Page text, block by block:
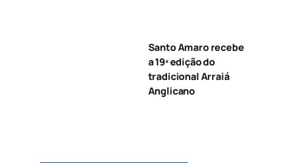
Santo Amaro recebe
a 19ª edição do
tradicional Arraiá
Anglicano